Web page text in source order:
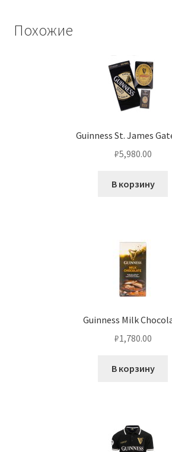
Похожие
Guinness St. James
₽5,980.00
В корзину
Guinness Milk
₽1,780.00
В корзину